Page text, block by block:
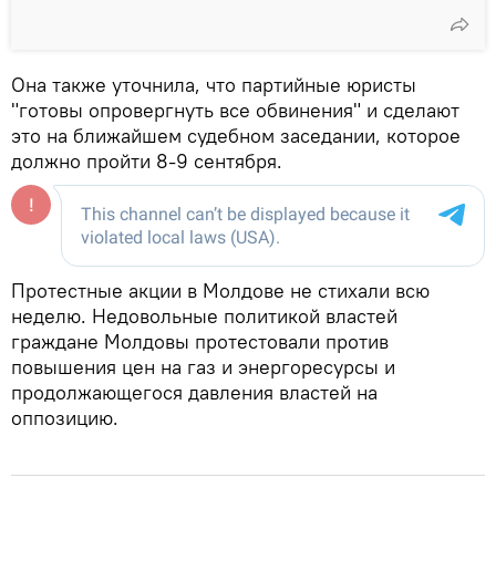
Она также уточнила, что партийные юристы
"готовы опровергнуть все обвинения" и сделают
это на ближайшем судебном заседании, которое
должно пройти 8-9 сентября.
Протестные акции в Молдове не стихали всю
неделю. Недовольные политикой властей
граждане Молдовы протестовали против
повышения цен на газ и энергоресурсы и
продолжающегося давления властей на
оппозицию.